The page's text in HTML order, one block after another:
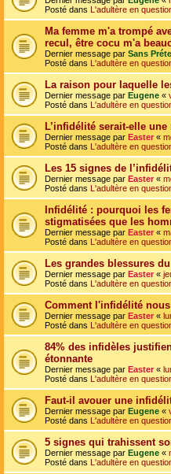
Posté dans L'adultère en
Ma femme m'a trompé
recul, être cocu m'a
Dernier message par Sans
Posté dans L'adultère en
La raison pour laquelle
Dernier message par Eugene «
Posté dans L'adultère en
L’infidélité serait-elle
Dernier message par Easter «
Posté dans L'adultère en
Les 15 signes de
Dernier message par Easter«
Posté dans L'adultère en
Infidélité : pourquoi les
stigmatisées que les
Dernier message par Easter «
Posté dans L'adultère en
Les grandes blessures
Dernier message par Easter«
Posté dans L'adultère en
Comment l'infidélité
Dernier message par Easter «
Posté dans L'adultère en
84% des infidèles
étonnante
Dernier message par Easter«
Posté dans L'adultère en
Faut-il avouer une
Dernier message par Eugene «
Posté dans L'adultère en
5 signes qui trahissent
Dernier message par Eugene «
Posté dans L'adultère en